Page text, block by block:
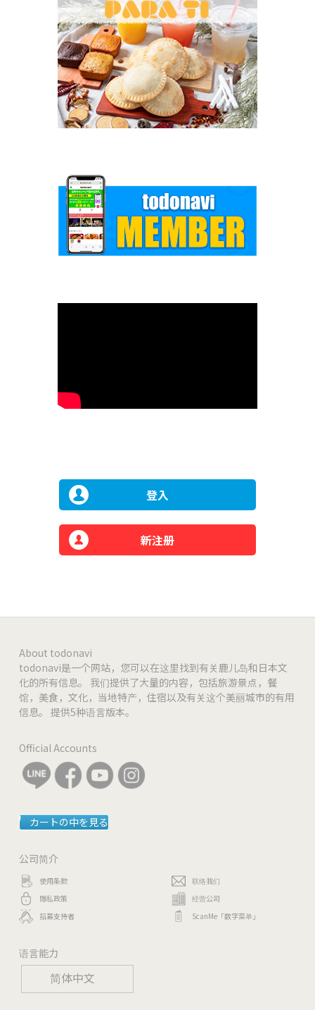
简体中文
登入
新注册
About todonavi
todonavi是一个网站，您可以在这里找到有关鹿儿岛和日本文
化的所有信息。 我们提供了大量的内容，包括旅游景点，餐
馆，美食，文化，当地特产，住宿以及有关这个美丽城市的有用
信息。 提供5种语言版本。
Official Accounts
カートの中を見る
公司简介
使用条款
隱私政策
招募支持者
联络我们
经营公司
ScanMe「数字菜单」
语言能力